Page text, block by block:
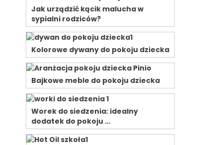
Jak urządzić kącik malucha w
sypialni rodziców?
Kolorowe dywany do pokoju dziecka
Bajkowe meble do pokoju dziecka
Worek do siedzenia: idealny
dodatek do pokoju …